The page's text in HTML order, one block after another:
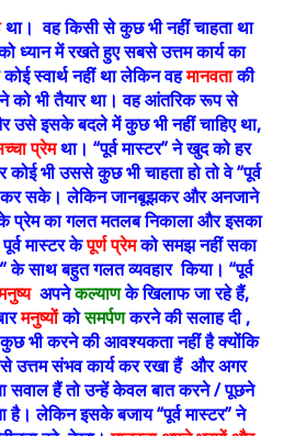
था। वह किसी से कुछ भी नहीं चाहता था
ध्यान में रखते हुए सबसे उत्तम कार्य का
स्वार्थ नहीं था लेकिन वहमानवताकी
को भी तैयार था। वह आंतरिक रूप से
उसे इसके बदले में कुछ भी नहीं चाहिए था,
प्रेमथा। “पूर्व मास्टर” ने खुद को हर
भी उससे कुछ भी चाहता हो तो वे “पूर्व
कर सके। लेकिन जानबूझकर और अनजाने
के प्रेम का गलत मतलब निकाला और इसका
मास्टर केपूर्ण प्रेमको समझ नहीं सका
के साथ बहुत गलत व्यवहार किया। “पूर्व
अपनेकल्याणके खिलाफ जा रहे हैं,
मनुष्योंकोसमर्पणकरने की सलाह दी ,
भी करने की आवश्यकता नहीं है क्योंकि
उत्तम संभव कार्य कर रखा हैं और अगर
सवाल हैं तो उन्हें केवल बात करने / पूछने
है। लेकिन इसके बजाय “पूर्व मास्टर” ने